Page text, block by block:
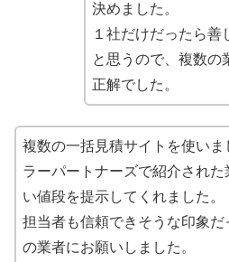
決めました。
１社だけだったら善
と思うので、複数の
正解でした。
複数の一括見積サイトを使いま
ラーパートナーズで紹介され
い値段を提示してくれました。
担当者も信頼できそうな印象だ
の業者にお願いしました。